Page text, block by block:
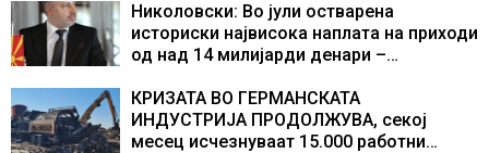
центри за податоци
Николовски: Во јули остварена
историски највисока наплата на приходи
од над 14 милијарди денари –
резултати
КРИЗАТА ВО ГЕРМАНСКАТА
ИНДУСТРИЈА ПРОДОЛЖУВА, секој
месец исчезнуваат 15.000 работни